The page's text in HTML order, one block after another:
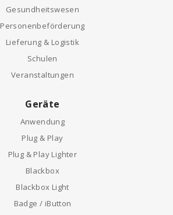
Gesundheitswesen
Personenbeförderung
Lieferung & Logistik
Schulen
Veranstaltungen
Geräte
Anwendung
Plug & Play
Plug & Play Lighter
Blackbox
Blackbox Light
Badge / iButton